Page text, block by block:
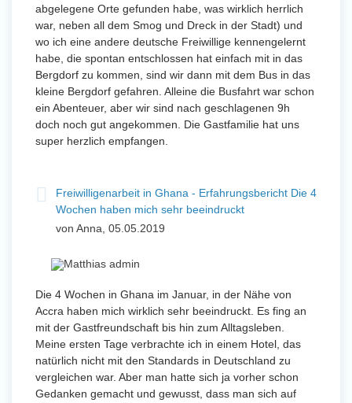
abgelegene Orte gefunden habe, was wirklich herrlich
war, neben all dem Smog und Dreck in der Stadt) und
wo ich eine andere deutsche Freiwillige kennengelernt
habe, die spontan entschlossen hat einfach mit in das
Bergdorf zu kommen, sind wir dann mit dem Bus in das
kleine Bergdorf gefahren. Alleine die Busfahrt war schon
ein Abenteuer, aber wir sind nach geschlagenen 9h
doch noch gut angekommen. Die Gastfamilie hat uns
super herzlich empfangen.
Freiwilligenarbeit in Ghana - Erfahrungsbericht Die 4
Wochen haben mich sehr beeindruckt
von Anna, 05.05.2019
Die 4 Wochen in Ghana im Januar, in der Nähe von
Accra haben mich wirklich sehr beeindruckt. Es fing an
mit der Gastfreundschaft bis hin zum Alltagsleben.
Meine ersten Tage verbrachte ich in einem Hotel, das
natürlich nicht mit den Standards in Deutschland zu
vergleichen war. Aber man hatte sich ja vorher schon
Gedanken gemacht und gewusst, dass man sich auf